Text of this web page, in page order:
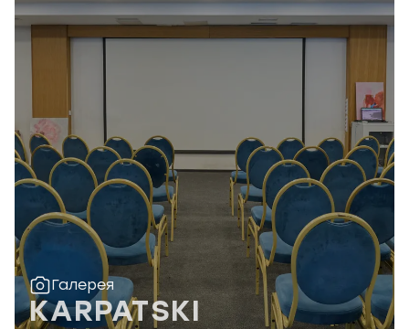
Галерея
KARPATSKI